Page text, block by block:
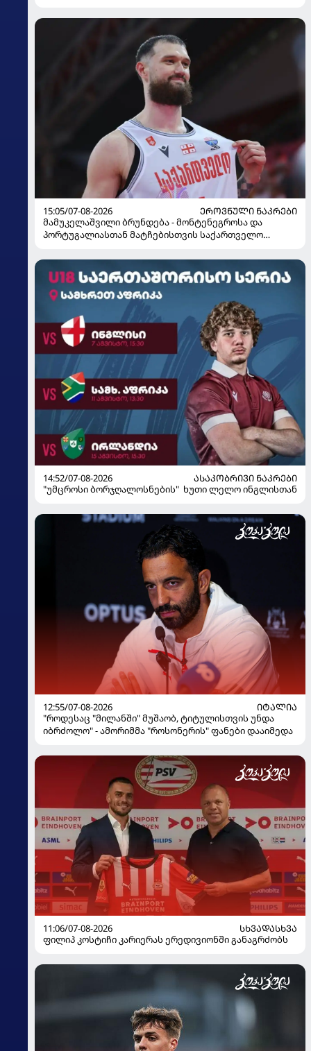
15:05/07-08-2026
ᲔᲠᲝᲕᲜᲣᲚᲘ ᲜᲐᲙᲠᲔᲑᲘ
მამუკელაშვილი ბრუნდება - მონტენეგროსა და
პორტუგალიასთან მატჩებისთვის საქართველო
14:52/07-08-2026
ᲐᲡᲐᲙᲝᲑᲠᲘᲕᲘ ᲜᲐᲙᲠᲔᲑᲘ
"უმცროსი ბორჯღალოსნების" ხუთი ლელო ინგლისთან
12:55/07-08-2026
ᲘᲢᲐᲚᲘᲐ
"როდესაც "მილანში" მუშაობ, ტიტულისთვის უნდა
იბრძოლო" - ამორიმმა "როსონერის" ფანები დააიმედა
11:06/07-08-2026
ᲡᲮᲕᲐᲓᲐᲡᲮᲕᲐ
ფილიპ კოსტიჩი კარიერას ერედივიონში განაგრძობს